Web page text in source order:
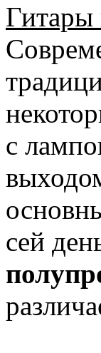
Гитары
с
сей